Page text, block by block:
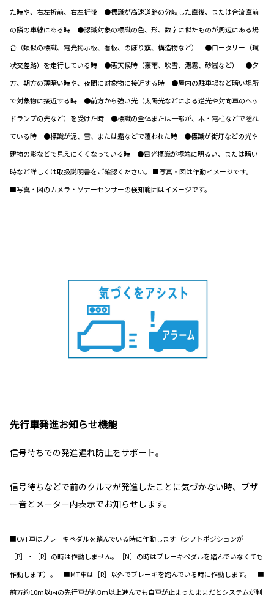
た時や、右左折前、右左折後 ●標識が高速道路の分岐した直後、または合流直前
の隣の車線にある時 ●認識対象の標識の色、形、数字に似たものが周辺にある場
合（類似の標識、電光掲示板、看板、のぼり旗、構造物など） ●ロータリー（環
状交差路）を走行している時 ●悪天候時（豪雨、吹雪、濃霧、砂嵐など） ●夕
方、朝方の薄暗い時や、夜間に対象物に接近する時 ●屋内の駐車場など暗い場所
で対象物に接近する時 ●前方から強い光（太陽光などによる逆光や対向車のヘッ
ドランプの光など）を受けた時 ●標識の全体または一部が、木・電柱などで隠れ
ている時 ●標識が泥、雪、または霜などで覆われた時 ●標識が街灯などの光や
建物の影などで見えにくくなっている時 ●電光標識が極端に明るい、または暗い
時など詳しくは取扱説明書をご確認ください。 ■写真・図は作動イメージです。
■写真・図のカメラ・ソナーセンサーの検知範囲はイメージです。
先行車発進お知らせ機能
信号待ちでの発進遅れ防止をサポート。
信号待ちなどで前のクルマが発進したことに気づかない時、ブザ
ー音とメーター内表示でお知らせします。
■CVT車はブレーキペダルを踏んでいる時に作動します（シフトポジションが
［P］・［R］の時は作動しません。［N］の時はブレーキペダルを踏んでいなくても
作動します）。 ■MT車は［R］以外でブレーキを踏んでいる時に作動します。 ■
前方約10m以内の先行車が約3m以上進んでも自車が止まったままだとシステムが判